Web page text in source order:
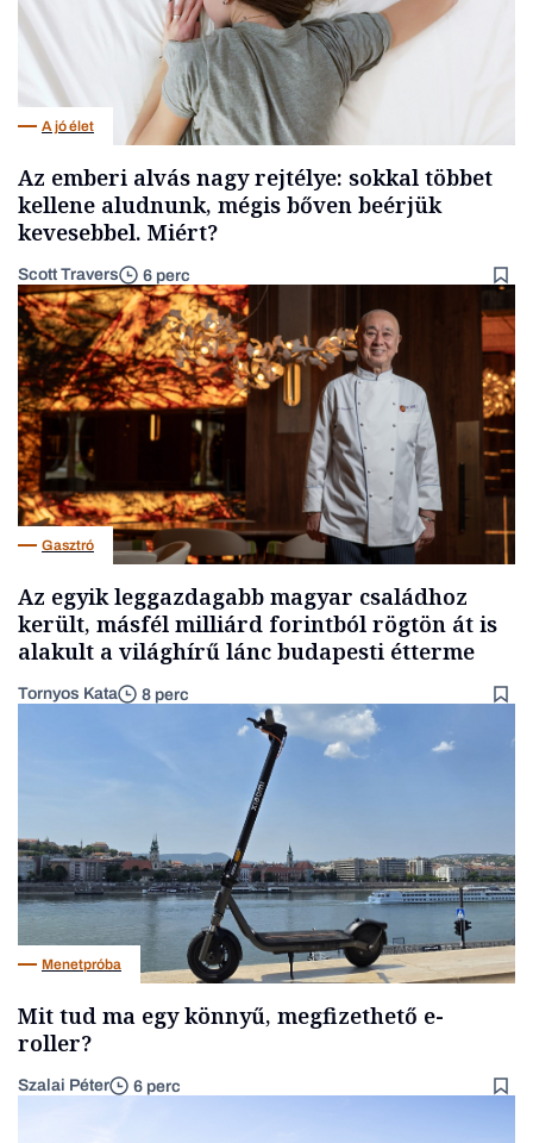
A jó élet
Az emberi alvás nagy rejtélye: sokkal többet
kellene aludnunk, mégis bőven beérjük
kevesebbel. Miért?
Scott Travers 6 perc
Gasztró
Az egyik leggazdagabb magyar családhoz
került, másfél milliárd forintból rögtön át is
alakult a világhírű lánc budapesti étterme
Tornyos Kata 8 perc
Menetpróba
Mit tud ma egy könnyű, megfizethető e-
roller?
Szalai Péter 6 perc